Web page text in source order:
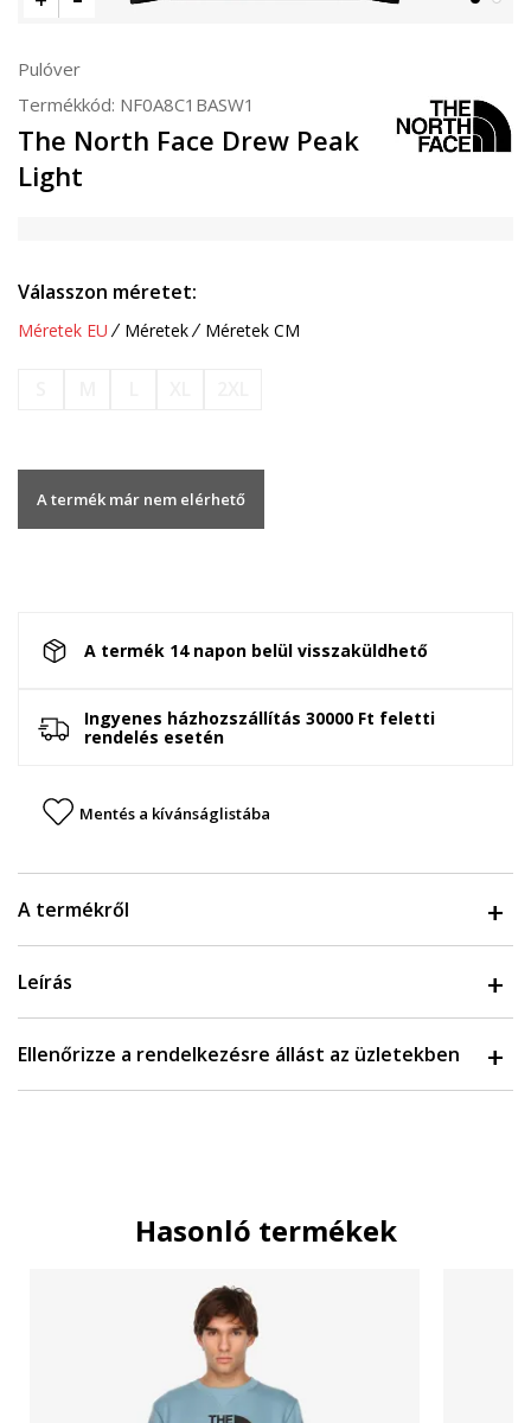
Pulóver
Termékkód: NF0A8C1BASW1
The North Face Drew Peak
Light
Válasszon méretet:
Méretek EU Méretek Méretek CM
A termék már nem elérhető
A termék 14 napon belül visszaküldhető
Ingyenes házhozszállítás 30000 Ft feletti
rendelés esetén
Mentés a kívánságlistába
A termékről
Leírás
Ellenőrizze a rendelkezésre állást az üzletekben
Hasonló termékek